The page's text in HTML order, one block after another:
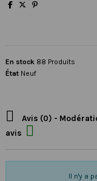
En stock 88 Produits
État Neuf

Avis (0) -
avis

Il n'y a